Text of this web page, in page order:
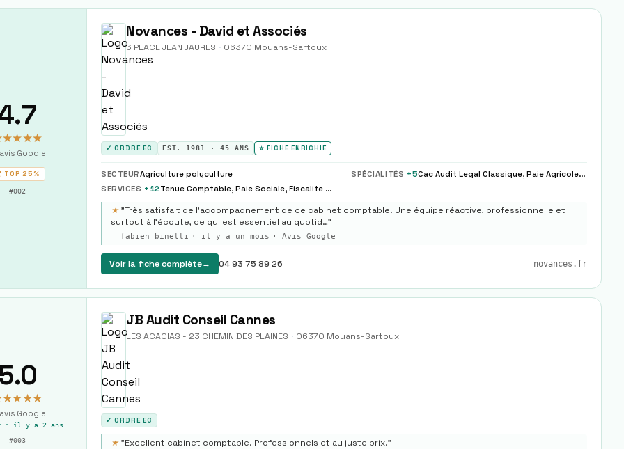
avis Google
TOP25%
#002
Novances - David et Associés
3 PLACE JEAN JAURES · 06370 Mouans-Sartoux
✓ ORDRE EC EST. 1981 ·45 ANS ⭐ FICHE ENRICHIE
SECTEURAgriculture polyculture SPÉCIALITÉS +5
Cac Audit Legal Classique, Paie Agricole Msa Cotisations
SERVICES + 12 Tenue Comptable, Paie Sociale, Fiscalite Dirigeant
★ "Très satisfait de l’accompagnement de ce cabinet comptable. Une équipe réactive, professionnelle et
surtout à l’écoute, ce qui est essentiel au quotid…"
— fabien binetti · il y a un mois · Avis Google
Voir la fiche complète→ 04 93 75 89 26 novances.fr
5.0
avis Google
:
il y a 2 ans
#003
JB Audit Conseil Cannes
LES ACACIAS - 23 CHEMIN DES PLAINES · 06370 Mouans-Sartoux
✓ ORDRE EC
★ "Excellent cabinet comptable. Professionnels et au juste prix."